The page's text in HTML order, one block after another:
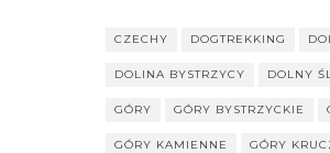
CZECHY DOGTREKKING
DOLINA BYSTRZYCY DOLNY
GÓRY GÓRY BYSTRZYCKIE
GÓRY KAMIENNE GÓRY